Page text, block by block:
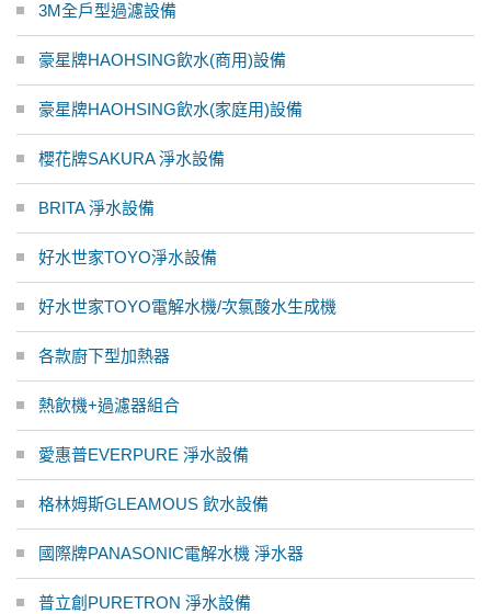
3M全戶型過濾設備
豪星牌HAOHSING飲水(商用)設備
豪星牌HAOHSING飲水(家庭用)設備
櫻花牌SAKURA 淨水設備
BRITA 淨水設備
好水世家TOYO淨水設備
好水世家TOYO電解水機/次氯酸水生成機
各款廚下型加熱器
熱飲機+過濾器組合
愛惠普EVERPURE 淨水設備
格林姆斯GLEAMOUS 飲水設備
國際牌PANASONIC電解水機 淨水器
普立創PURETRON 淨水設備